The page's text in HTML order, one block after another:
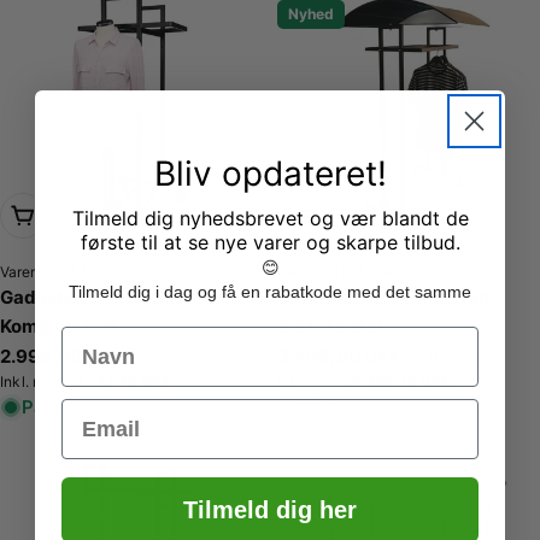
Læg i kurv
Varenr.: 4187-04-D
Gadestativ m/ Damegine - L5.
Komplet, sort
Normalpris
2.995,00 DKKEkskl. moms
Inkl. momsNormalpris
På lager
Nyhed
Læg i kurv
Varenr.: 4208-04
Gadestativ - L5 med tag.
Sort. Tøjstativ
Inkl. momsNormalpris
På lager
Bliv opdateret!
Tilmeld dig nyhedsbrevet og vær blandt de
første til at se nye varer og skarpe tilbud.
😊
Tilmeld dig i dag og få en rabatkode med det samme
Name
Email
Tilmeld dig her